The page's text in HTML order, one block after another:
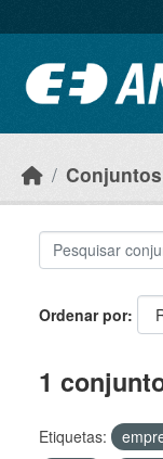
Ordenar por
1
Etiquetas: